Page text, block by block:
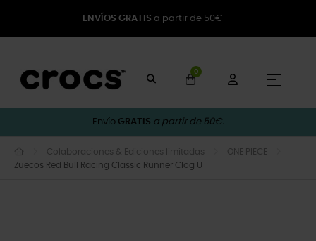
ENVÍOS GRATIS a partir de 50€
0
☰
Envío GRATIS a partir de 50€.
Colaboraciones & Ediciones limitadas
ONE PIECE
Zuecos Red Bull Racing Classic Runner Clog U